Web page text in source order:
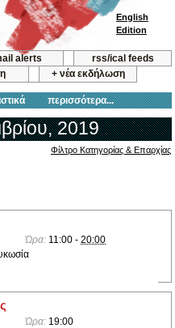
alerts
rss/ical feeds
+ νέα εκδήλωση
περισσότερα...
English
Edition
2019
Φίλτρο Κατηγορίας & Επαρχίας
Ώρα: 11:00 - 20:00
Ώρα: 19:00